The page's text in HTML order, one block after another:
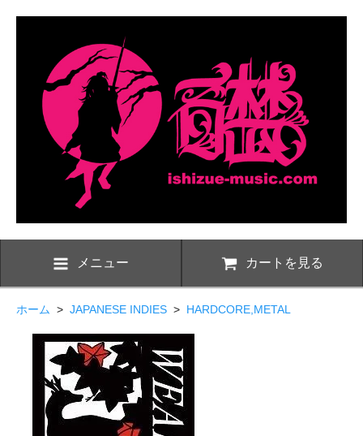
メニュー カートを見る
ホーム > JAPANESE INDIES > HARDCORE,METAL